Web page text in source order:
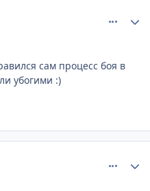
сам процесс боя в
убогими :)